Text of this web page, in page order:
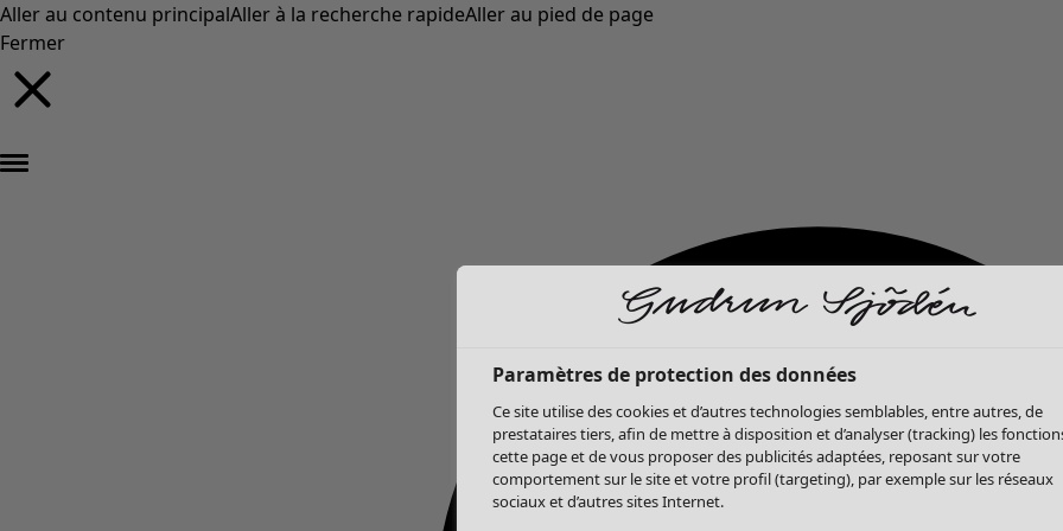
Aller au contenu principalAller à la recherche rapideAller au pied de page
Fermer
Paramètres de protection des données
Ce site utilise des cookies et d’autres technologies semblables, entre autres, de
prestataires tiers, afin de mettre à disposition et d’analyser (tracking) les
cette page et de vous proposer des publicités adaptées, reposant sur votre
comportement sur le site et votre profil (targeting), par exemple sur les réseaux
sociaux et d’autres sites Internet.